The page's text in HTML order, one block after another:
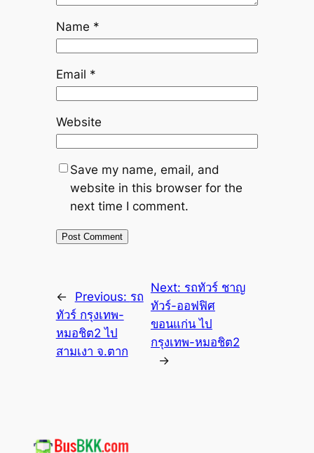
Name *
Email *
Website
Save my name, email, and
website in this browser for the
next time I comment.
← Previous: รถ
ทัวร์ กรุงเทพ-
หมอชิต2 ไป
สามเงา จ.ตาก
Next: รถทัวร์ ชาญ
ทัวร์-ออฟฟิศ
ขอนแก่น ไป
กรุงเทพ-หมอชิต2
→